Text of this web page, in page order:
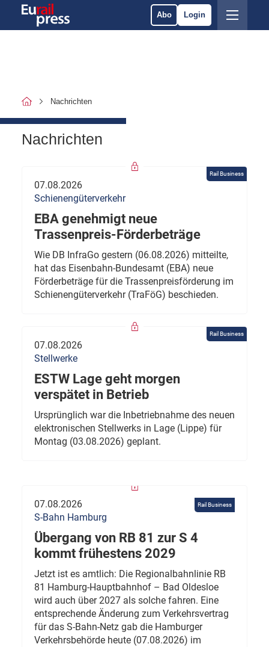
Abo Login
Nachrichten
Nachrichten
Rail Business
07.08.2026
Schienengüterverkehr
EBA genehmigt neue
Trassenpreis-Förderbeträge
Wie DB InfraGo gestern (06.08.2026) mitteilte,
hat das Eisenbahn-Bundesamt (EBA) neue
Förderbeträge für die Trassenpreisförderung im
Schienengüterverkehr (TraFöG) beschieden.
Rail Business
07.08.2026
Stellwerke
ESTW Lage geht morgen
verspätet in Betrieb
Ursprünglich war die Inbetriebnahme des neuen
elektronischen Stellwerks in Lage (Lippe) für
Montag (03.08.2026) geplant.
Rail Business
07.08.2026
S-Bahn Hamburg
Übergang von RB 81 zur S 4
kommt frühestens 2029
Jetzt ist es amtlich: Die Regionalbahnlinie RB
81 Hamburg-Hauptbahnhof – Bad Oldesloe
wird auch über 2027 als solche fahren. Eine
entsprechende Änderung zum Verkehrsvertrag
für das S-Bahn-Netz gab die Hamburger
Verkehrsbehörde heute (07.08.2026) im